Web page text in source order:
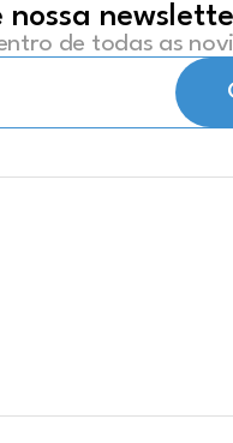
nossa
de todas as